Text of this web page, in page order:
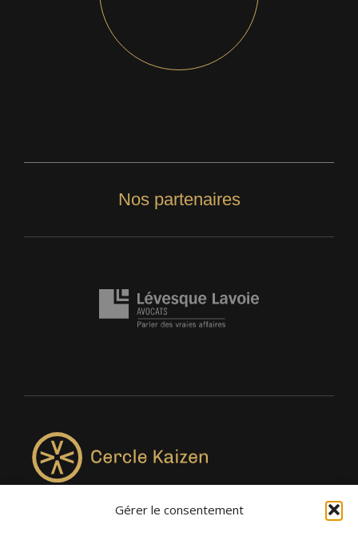
Gérer le consentement
Nos partenaires
4957, rue Lionel-Groulx, bureau 819, Saint-Augustin-de-